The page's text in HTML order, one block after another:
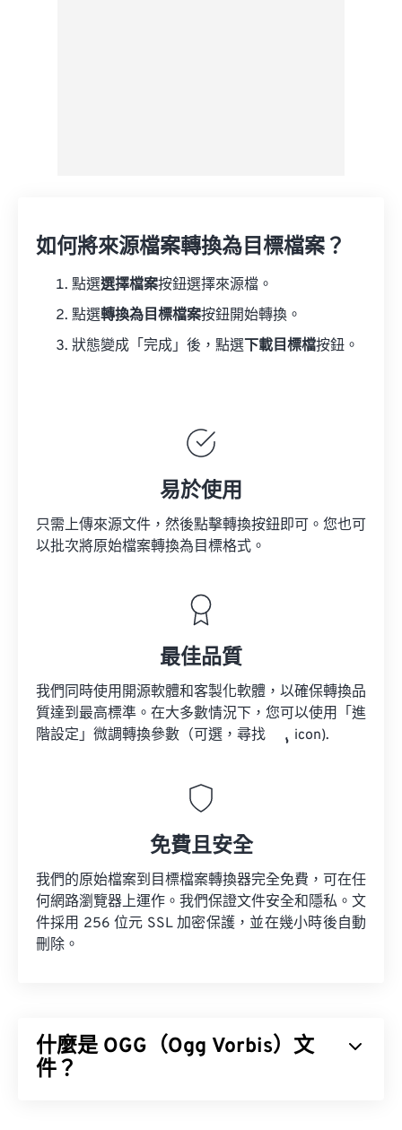
如何將來源檔案轉換為目標檔案？
點選選擇檔案按鈕選擇來源檔。
點選轉換為目標檔案按鈕開始轉換。
狀態變成「完成」後，點選 下載目標檔按鈕。
易於使用
只需上傳來源文件，然後點擊轉換按鈕即可。您也可
以批次將原始檔案轉換為目標格式。
最佳品質
我們同時使用開源軟體和客製化軟體，以確保轉換品
質達到最高標準。在大多數情況下，您可以使用「進
階設定」微調轉換參數（可選，尋找
icon).
免費且安全
我們的原始檔案到目標檔案轉換器完全免費，可在任
何網路瀏覽器上運作。我們保證文件安全和隱私。文
件採用 256 位元 SSL 加密保護，並在幾小時後自動
刪除。
什麼是 OGG（Ogg Vorbis）文
件？